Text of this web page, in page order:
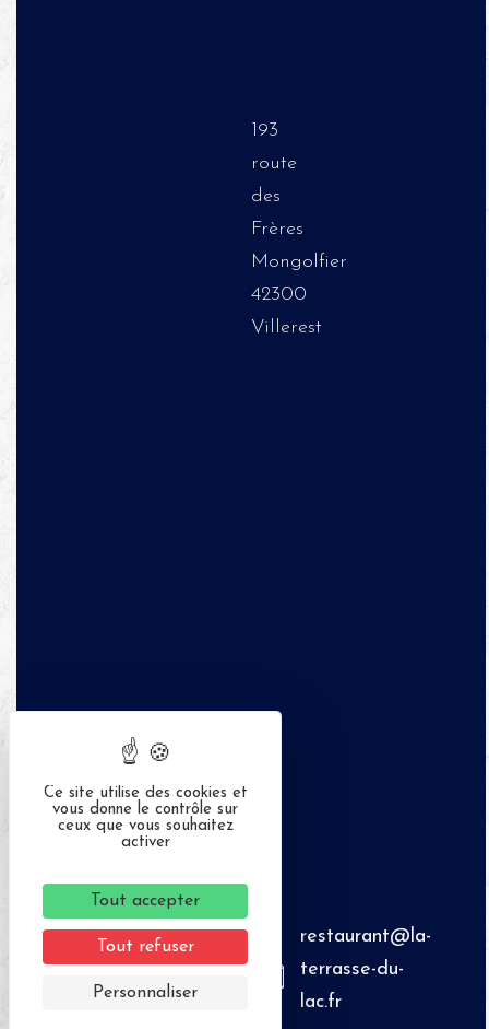
193
route
des
Frères
Mongolfier
42300
Villerest
restaurant@la-
terrasse-du-
lac.fr
Ce site utilise des cookies et
vous donne le contrôle sur
ceux que vous souhaitez
activer
Tout accepter
Tout refuser
Personnaliser